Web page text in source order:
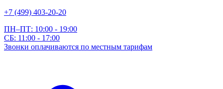
+7 (499) 403-20-20
ПН–ПТ: 10:00 - 19:00
СБ: 11:00 - 17:00
Звонки оплачиваются по местным тарифам